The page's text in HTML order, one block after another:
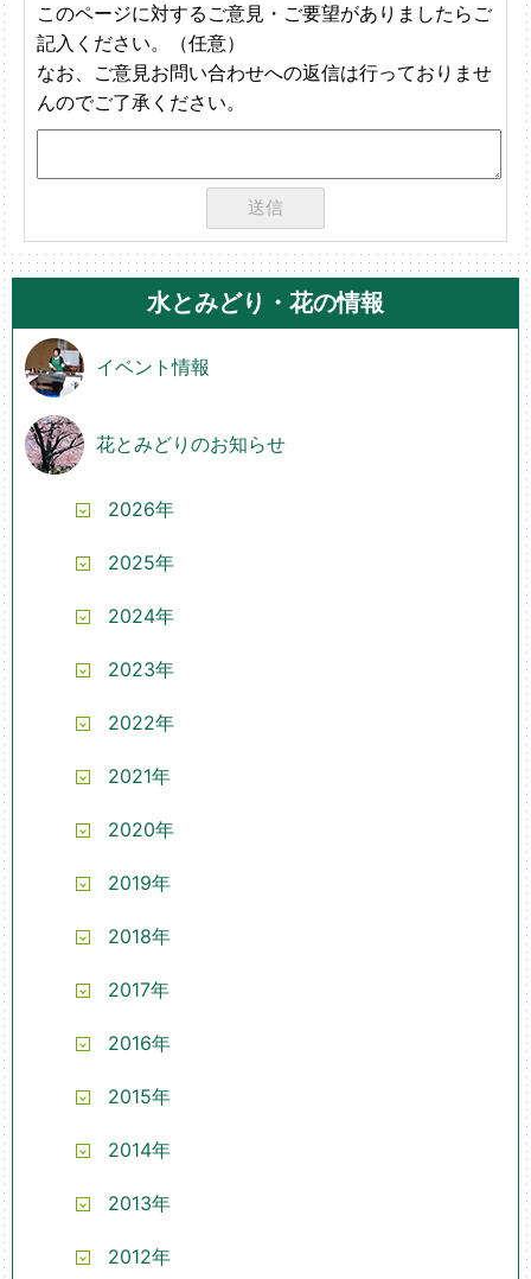
このページに対するご意見・ご要望がありましたらご
記入ください。（任意）
なお、ご意見お問い合わせへの返信は行っておりませ
んのでご了承ください。
水とみどり・花の情報
イベント情報
花とみどりのお知らせ
2026年
2025年
2024年
2023年
2022年
2021年
2020年
2019年
2018年
2017年
2016年
2015年
2014年
2013年
2012年